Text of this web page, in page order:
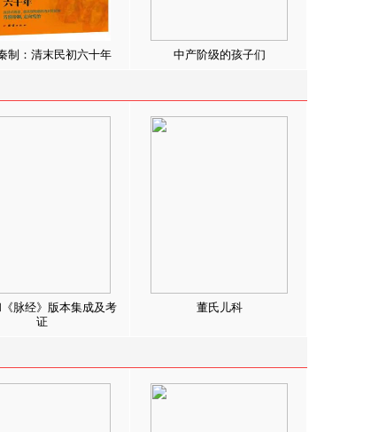
制：清末民初六十年 中产阶级的孩子们
脉经》版本集成及考
证
董氏儿科